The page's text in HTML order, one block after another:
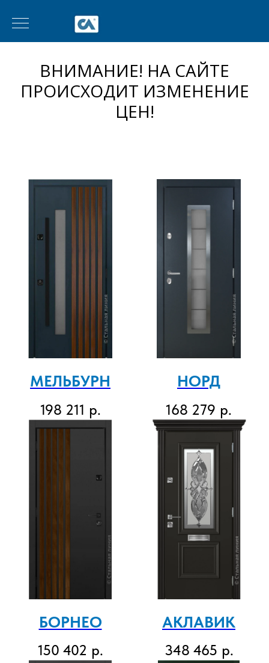
ВНИМАНИЕ! НА САЙТЕ
ПРОИСХОДИТ ИЗМЕНЕНИЕ
ЦЕН!
МЕЛЬБУРН
198 211 р.
НОРД
168 279 р.
БОРНЕО
150 402 р.
АКЛАВИК
348 465 р.